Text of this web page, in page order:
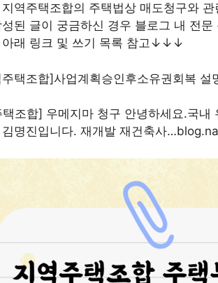
역주택조합의 주택법상 매도청구와
성된 글이 궁금하신 경우 블로그 내 전
아래 링크 및 쓰기 목록 참고↓↓↓
택조합] 우메지마 청구 안녕하세요.국
김명진입니다. 재개발 재건축사